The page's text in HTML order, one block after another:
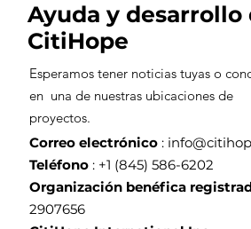
Ayuda y desarrollo
CitiHope
Esperamos tener noticias tuyas o
en una de nuestras ubicaciones de
proyectos.
Correo electrónico :
Teléfono : +1 (845) 586-6202
Organización benéfica
2907656